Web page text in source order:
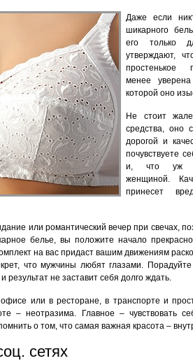
Даже если
шикарного
его только
утверждают,
простенькое
менее
которой оно
Не стоит
средства, оно
дорогой и
почувствуете
и, что уж
женщиной.
принесет
или романтический вечер при свечах,
белье, вы положите начало
на вас придаст вашим движениям
что мужчины любят глазами. Порадуйте
не заставит себя долго ждать.
или в ресторане, в транспорте и
– неотразима. Главное – чувствовать
о том, что самая важная красота –
сетях